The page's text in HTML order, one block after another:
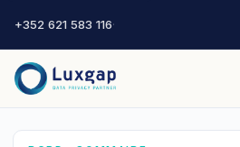
+352 621 583 116·